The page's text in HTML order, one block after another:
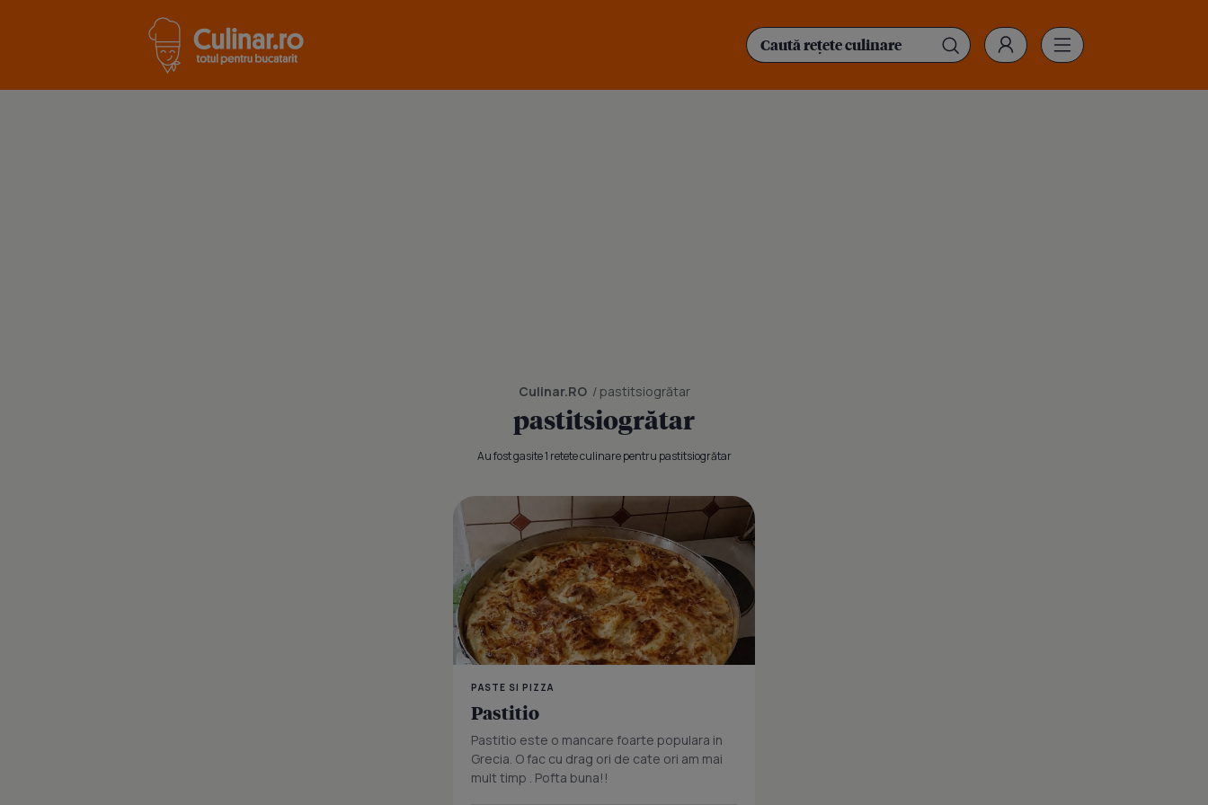
Culinar.RO/ pastitsiogrătar
pastitsiogrătar
Au fost gasite 1 retete culinare pentru pastitsiogrătar
PASTE SI PIZZA
Pastitio
Pastitio este o mancare foarte populara in
Grecia. O fac cu drag ori de cate ori am mai
mult timp . Pofta buna!!